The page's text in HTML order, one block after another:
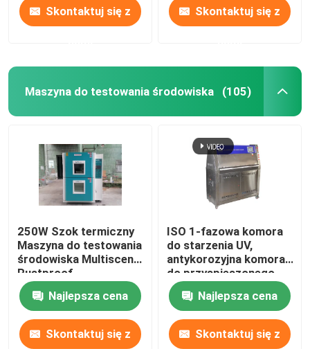
Skontaktuj się z Skontaktuj się z
Maszyna do testowania środowiska (105)
250W Szok termiczny
Maszyna do testowania
środowiska Multiscene
Rustproof
Najlepsza cena
Skontaktuj się z
ISO 1-fazowa komora
do starzenia UV,
antykorozyjna komora
do przyspieszonego
starzenia
Najlepsza cena
Skontaktuj się z